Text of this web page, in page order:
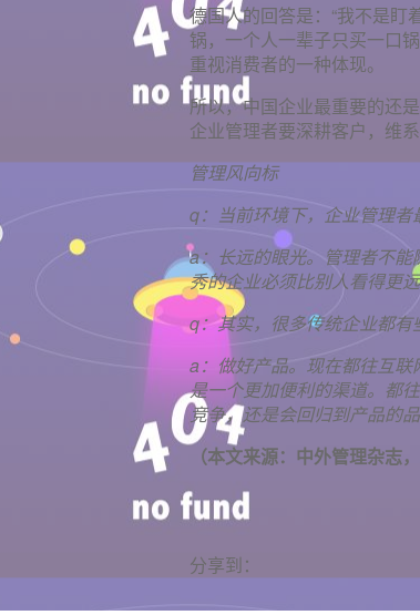
德国人的回答是：“我不是
锅，一个人一辈子只买一口
重视消费者的一种体现。
所以，中国企业最重要的还
企业管理者要深耕客户，维
管理风向标
q：当前环境下，企业管理者
a：长远的眼光。管理者不
秀的企业必须比别人看得更
q：其实，很多传统企业都有
a：做好产品。现在都往互
是一个更加便利的渠道。都
竞争，还是会回归到产品的品
（本文来源：中外管理杂志
分享到：